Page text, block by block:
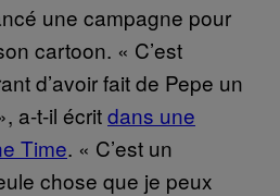
une campagne pour
cartoon. « C’est
d’avoir fait de Pepe un
a-t-il écritdans une
Time. « C’est un
chose que je peux